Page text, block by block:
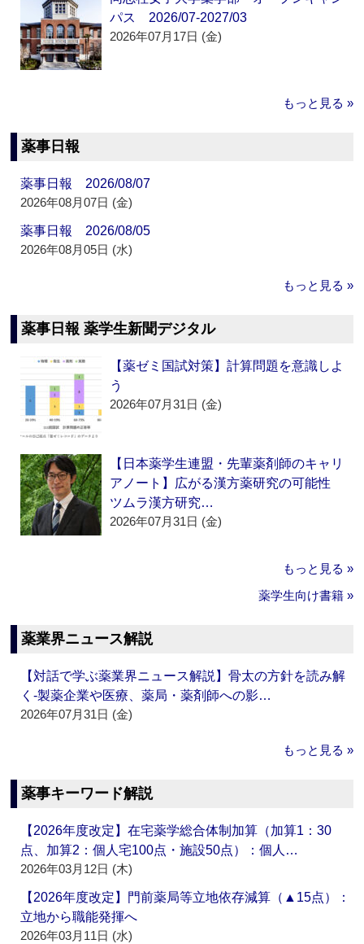
パス 2026/07-2027/03
2026年07月17日 (金)
もっと見る »
薬事日報
薬事日報 2026/08/07
2026年08月07日 (金)
薬事日報 2026/08/05
2026年08月05日 (水)
もっと見る »
薬事日報 薬学生新聞デジタル
【薬ゼミ国試対策】計算問題を意識しよ
う
2026年07月31日 (金)
【日本薬学生連盟・先輩薬剤師のキャリ
アノート】広がる漢方薬研究の可能性
ツムラ漢方研究…
2026年07月31日 (金)
もっと見る »
薬学生向け書籍 »
薬業界ニュース解説
【対話で学ぶ薬業界ニュース解説】骨太の方針を読み解
く‐製薬企業や医療、薬局・薬剤師への影…
2026年07月31日 (金)
もっと見る »
薬事キーワード解説
【2026年度改定】在宅薬学総合体制加算（加算1：30
点、加算2：個人宅100点・施設50点）：個人…
2026年03月12日 (木)
【2026年度改定】門前薬局等立地依存減算（▲15点）：
立地から職能発揮へ
2026年03月11日 (水)